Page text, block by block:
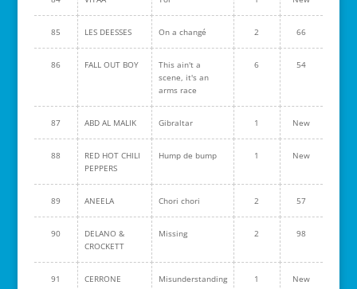
85 LES DEESSES On a changé 2 66
86 FALL OUT BOY
This ain't a
scene, it's an
arms race
6 54
87 ABD AL MALIK Gibraltar 1 New
88
RED HOT CHILI
PEPPERS
Hump de bump 1 New
89 ANEELA Chori chori 2 57
90
DELANO &
CROCKETT
Missing 2 98
91 CERRONE Misunderstanding 1 New